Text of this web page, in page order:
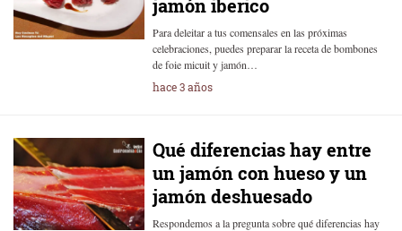
jamón iberico
Para deleitar a tus comensales en las próximas
celebraciones, puedes preparar la receta de bombones
de foie micuit y jamón…
hace 3 años
Qué diferencias hay entre
un jamón con hueso y un
jamón deshuesado
Respondemos a la pregunta sobre qué diferencias hay